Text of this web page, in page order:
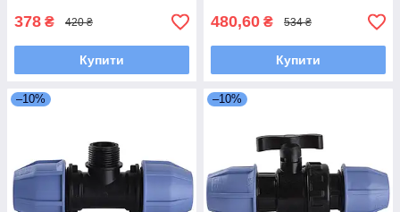
378 ₴ 420 ₴
Купити
480,60 ₴ 534 ₴
Купити
–10% –10%